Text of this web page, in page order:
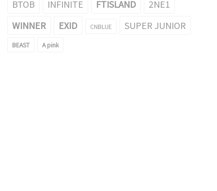
BTOB INFINITE FTISLAND
2NE1
WINNER
EXID CNBLUE SUPER JUNIOR
BEAST A pink